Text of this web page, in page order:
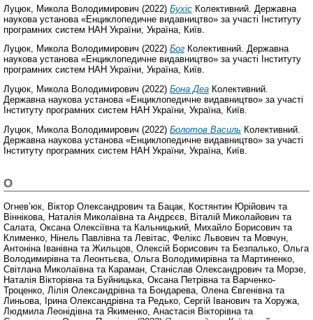
Луцюк, Микола Володимирович (2022) Бухіс Колективний. Державна
наукова установа «Енциклопедичне видавництво» за участі Інституту
програмних систем НАН України, Україна, Київ.
Луцюк, Микола Володимирович (2022) Бог Колективний. Державна
наукова установа «Енциклопедичне видавництво» за участі Інституту
програмних систем НАН України, Україна, Київ.
Луцюк, Микола Володимирович (2022) Бона Деа Колективний.
Державна наукова установа «Енциклопедичне видавництво» за участі
Інституту програмних систем НАН України, Україна, Київ.
Луцюк, Микола Володимирович (2022) Болотов Василь Колективний.
Державна наукова установа «Енциклопедичне видавництво» за участі
Інституту програмних систем НАН України, Україна, Київ.
О
Огнев’юк, Віктор Олександрович та Бацак, Костянтин Юрійович та
Віннікова, Наталія Миколаївна та Андрєєв, Віталій Миколайович та
Салата, Оксана Олексіївна та Кальницький, Михайло Борисович та
Клименко, Нінель Павлівна та Левітас, Фелікс Львович та Мовчун,
Антоніна Іванівна та Жильцов, Олексій Борисович та Безпалько, Ольга
Володимирівна та Леонтьєва, Ольга Володимирівна та Мартиненко,
Світлана Миколаївна та Караман, Станіслав Олександрович та Морзе,
Наталія Вікторівна та Буйницька, Оксана Петрівна та Варченко-
Троценко, Лілія Олександрівна та Бондарева, Олена Євгенівна та
Линьова, Ірина Олександрівна та Редько, Сергій Іванович та Хоружа,
Людмила Леонідівна та Якименко, Анастасія Вікторівна та